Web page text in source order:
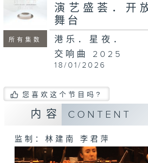
minutes,
seconds
所有集数
演艺盛荟．开
舞台
港乐．星夜．
交响曲 2025
18/01/2026
您喜欢这个节目吗?
内容 CONTENT
监制：林建南 李君萍